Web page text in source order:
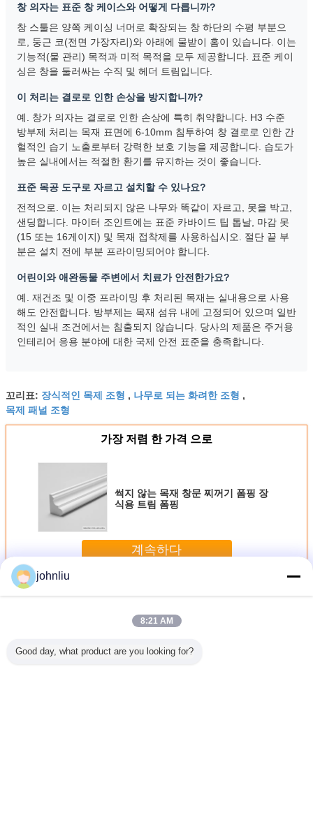
창 의자는 표준 창 케이스와 어떻게 다릅니까?
창 스툴은 양쪽 케이싱 너머로 확장되는 창 하단의 수평 부분으
로, 둥근 코(전면 가장자리)와 아래에 물받이 홈이 있습니다. 이는
기능적(물 관리) 목적과 미적 목적을 모두 제공합니다. 표준 케이
싱은 창을 둘러싸는 수직 및 헤더 트림입니다.
이 처리는 결로로 인한 손상을 방지합니까?
예. 창가 의자는 결로로 인한 손상에 특히 취약합니다. H3 수준
방부제 처리는 목재 표면에 6-10mm 침투하여 창 결로로 인한 간
헐적인 습기 노출로부터 강력한 보호 기능을 제공합니다. 습도가
높은 실내에서는 적절한 환기를 유지하는 것이 좋습니다.
표준 목공 도구로 자르고 설치할 수 있나요?
전적으로. 이는 처리되지 않은 나무와 똑같이 자르고, 못을 박고,
샌딩합니다. 마이터 조인트에는 표준 카바이드 팁 톱날, 마감 못
(15 또는 16게이지) 및 목재 접착제를 사용하십시오. 절단 끝 부
분은 설치 전에 부분 프라이밍되어야 합니다.
어린이와 애완동물 주변에서 치료가 안전한가요?
예. 재건조 및 이중 프라이밍 후 처리된 목재는 실내용으로 사용
해도 안전합니다. 방부제는 목재 섬유 내에 고정되어 있으며 일반
적인 실내 조건에서는 침출되지 않습니다. 당사의 제품은 주거용
인테리어 응용 분야에 대한 국제 안전 표준을 충족합니다.
꼬리표: 장식적인 목제 조형 , 나무로 되는 화려한 조형 ,
목제 패널 조형
가장 저렴 한 가격 으로
썩지 않는 목재 창문 찌꺼기 폼핑 장
식용 트림 폼핑
계속하다
더 많은 것
johnliu
8:21 AM
Good day, what product are you looking for?